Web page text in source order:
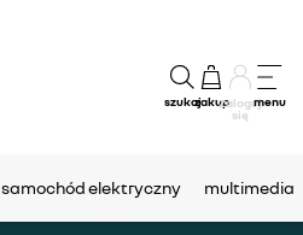
szukajzakupZaloguj
się
menu
samochód elektryczny multimedia